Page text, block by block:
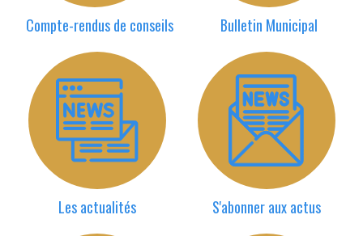
Compte-rendus de conseils Bulletin Municipal
Les actualités S'abonner aux actus